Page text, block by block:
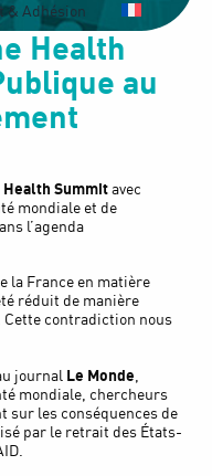
& Adhésion
Health
au
Health Summitavec
mondiale et de
l’agenda
la France en matière
réduit de manière
contradiction nous
journal Le Monde,
mondiale, chercheurs
les conséquences de
par le retrait des États-